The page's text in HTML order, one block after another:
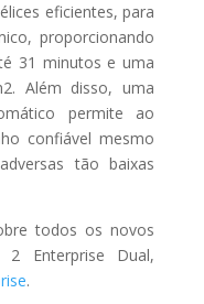
eficientes, para
proporcionando
31 minutos e uma
Além disso, uma
permite ao
confiável mesmo
tão baixas
todos os novos
Enterprise Dual,
.